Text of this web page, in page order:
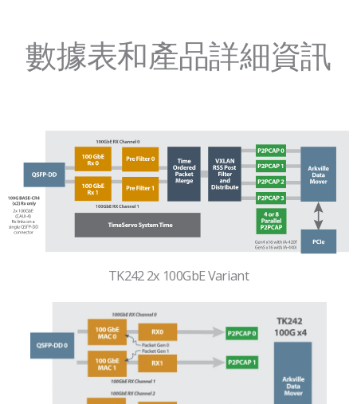
數據表和產品詳細資訊
TK242 2x 100GbE Variant